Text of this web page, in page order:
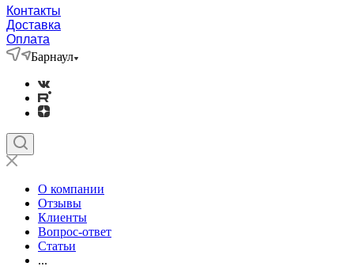
Контакты
Доставка
Оплата
Барнаул
О компании
Отзывы
Клиенты
Вопрос-ответ
Статьи
...